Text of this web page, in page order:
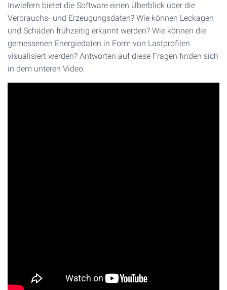
Inwiefern bietet die Software einen Überblick über die
Verbrauchs- und Erzeugungsdaten? Wie können Leckagen
und Schäden frühzeitig erkannt werden? Wie können die
gemessenen Energiedaten in Form von Lastprofilen
visualisiert werden? Antworten auf diese Fragen finden sich
in dem unteren Video.